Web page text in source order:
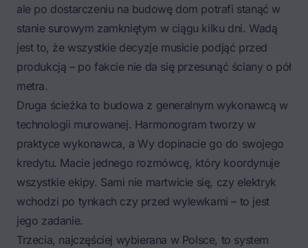
ale po dostarczeniu na budowę dom potrafi stanąć w
stanie surowym zamkniętym w ciągu kilku dni. Wadą
jest to, że wszystkie decyzje musicie podjąć przed
produkcją – po fakcie nie da się przesunąć ściany o pół
metra.
Druga ścieżka to budowa z generalnym wykonawcą w
technologii murowanej. Harmonogram tworzy w
praktyce wykonawca, a Wy dopinacie go do swojego
kredytu. Macie jednego rozmówcę, który koordynuje
wszystkie ekipy. Sami nie martwicie się, czy elektryk
wchodzi po tynkach czy przed wylewkami – to jest
jego zadanie.
Trzecia, najczęściej wybierana w Polsce, to system